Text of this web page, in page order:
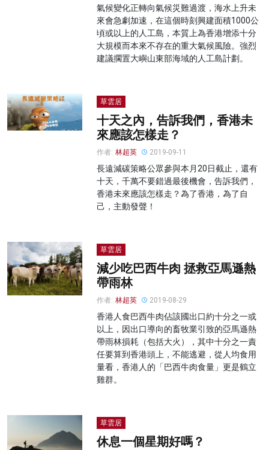
氣候變化正轉向氣候災難過渡，海水上升未
來會急劇加速，在這個時刻興建面積1000公
頃或以上的人工島，本質上為香港增添十分
大規模而本來不存在的重大氣候風險。強烈
建議擱置大嶼山東部海域的人工島計劃。
草雲居
十天之內，告訴我們，香港未
來應該怎樣走？
作者: 林超英 2019-09-11
長遠減碳策略公眾參與本月20日截止，還有
十天，千萬不要錯過最後機會，告訴我們，
香港未來應該怎樣走？為了香港，為了自
己，主動發聲！
草雲居
減少吃巴西牛肉 拯救亞馬遜熱
帶雨林
作者: 林超英 2019-08-29
香港人食巴西牛肉佔該國出口約十分之一或
以上，因出口導向的畜牧業引致的亞馬遜熱
帶雨林損耗（包括大火），其中十分之一責
任要算到香港頭上，不能逃避，從人均食用
量看，香港人的「巴西牛肉食量」更是鶴立
雞群。
草雲居
休息一個星期好嗎？